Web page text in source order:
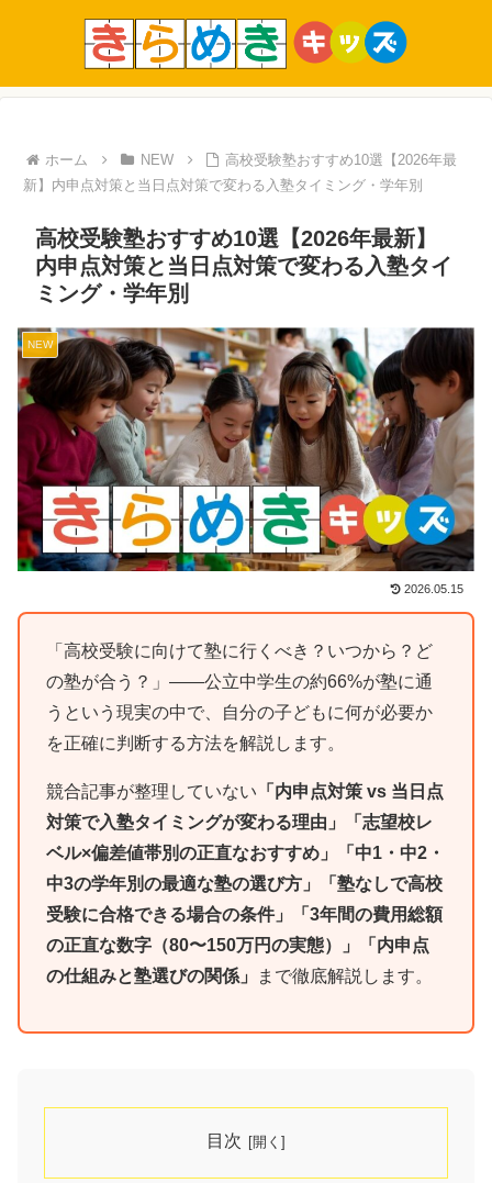
ホーム NEW
高校受験塾おすすめ10選【2026年最
新】内申点対策と当日点対策で変わる入塾タイミング・学年別
高校受験塾おすすめ10選【2026年最新】
内申点対策と当日点対策で変わる入塾タイ
ミング・学年別
NEW
2026.05.15
「高校受験に向けて塾に行くべき？いつから？ど
の塾が合う？」——公立中学生の約66%が塾に通
うという現実の中で、自分の子どもに何が必要か
を正確に判断する方法を解説します。
競合記事が整理していない 「内申点対策 vs 当日点
対策で入塾タイミングが変わる理由」「志望校レ
ベル×偏差値帯別の正直なおすすめ」「中1・中2・
中3の学年別の最適な塾の選び方」「塾なしで高校
受験に合格できる場合の条件」「3年間の費用総額
の正直な数字（80〜150万円の実態）」「内申点
の仕組みと塾選びの関係」
まで徹底解説します。
目次